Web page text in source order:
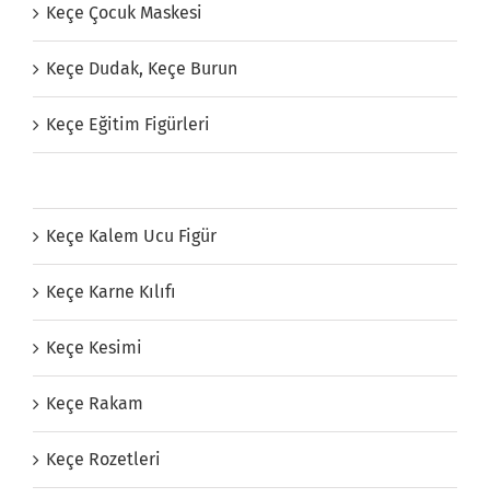
Keçe Çocuk Maskesi
Keçe Dudak, Keçe Burun
Keçe Eğitim Figürleri
Keçe Kalem Ucu Figür
Keçe Karne Kılıfı
Keçe Kesimi
Keçe Rakam
Keçe Rozetleri